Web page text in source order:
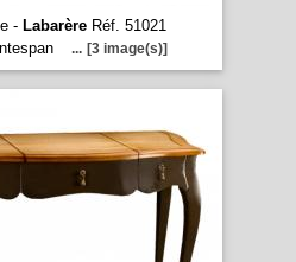
- LabarèreRéf. 51021
... [3 image(s)]